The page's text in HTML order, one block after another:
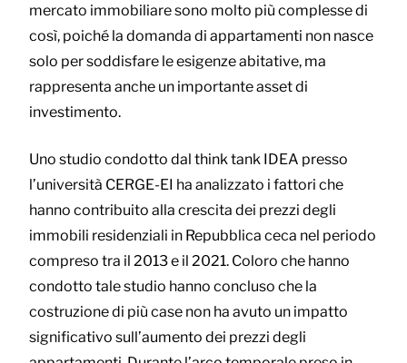
mercato immobiliare sono molto più complesse di
così, poiché la domanda di appartamenti non nasce
solo per soddisfare le esigenze abitative, ma
rappresenta anche un importante asset di
investimento.
Uno studio condotto dal think tank IDEA presso
l’università CERGE-EI ha analizzato i fattori che
hanno contribuito alla crescita dei prezzi degli
immobili residenziali in Repubblica ceca nel periodo
compreso tra il 2013 e il 2021. Coloro che hanno
condotto tale studio hanno concluso che la
costruzione di più case non ha avuto un impatto
significativo sull’aumento dei prezzi degli